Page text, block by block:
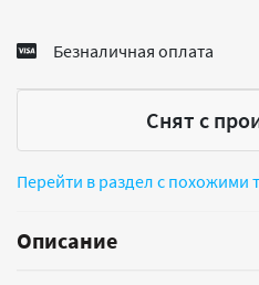
Безналичная оплата
Снят с
Перейти в раздел с похожими
Описание